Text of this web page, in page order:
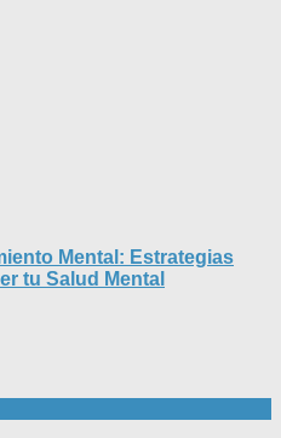
Mental: Estrategias
tu Salud Mental